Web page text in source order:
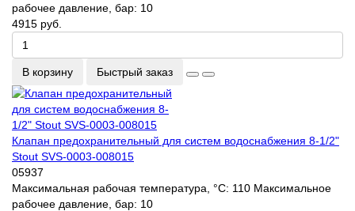
рабочее давление, бар: 10
4915 руб.
В корзину Быстрый заказ
Клапан предохранительный для систем водоснабжения 8-1/2"
Stout SVS-0003-008015
05937
Максимальная рабочая температура, °С: 110 Максимальное
рабочее давление, бар: 10